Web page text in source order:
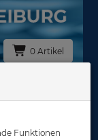
0 Artikel
Funktionen